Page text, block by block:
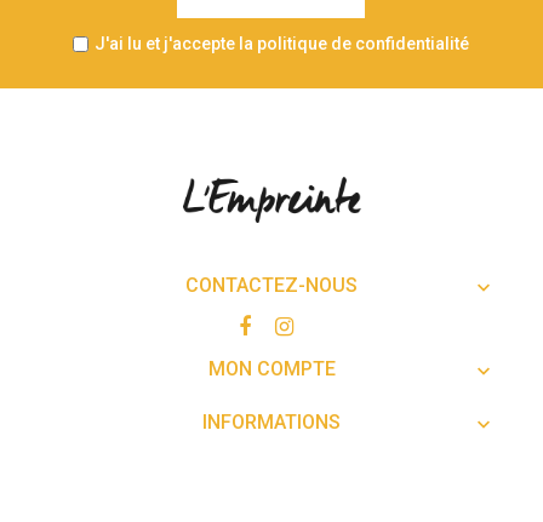
J'ai lu et j'accepte la politique de confidentialité
CONTACTEZ-NOUS 
MON COMPTE 
INFORMATIONS 